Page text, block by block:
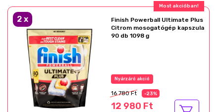
Most akcióban!
2 x
Finish Powerball Ultimate Plus
Citrom mosogatógép kapszula
90 db 1098 g
Nyárzáró akció
16 780 Ft -23%
12 980 Ft